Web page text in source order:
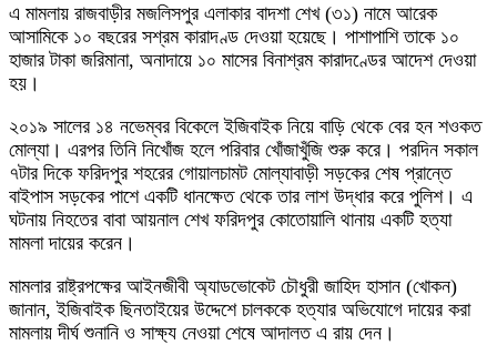
এ মামলায় রাজবাড়ীর মজলিসপুর এলাকার বাদশা শেখ (৩১) নামে আরেক
আসামিকে ১০ বছরের সশ্রম কারাদণ্ড দেওয়া হয়েছে। পাশাপাশি তাকে ১০
হাজার টাকা জরিমানা, অনাদায়ে ১০ মাসের বিনাশ্রম কারাদণ্ডের আদেশ দেওয়া
হয়।
২০১৯ সালের ১৪ নভেম্বর বিকেলে ইজিবাইক নিয়ে বাড়ি থেকে বের হন শওকত
মোল্যা। এরপর তিনি নিখোঁজ হলে পরিবার খোঁজাখুঁজি শুরু করে। পরদিন সকাল
৭টার দিকে ফরিদপুর শহরের গোয়ালচামট মোল্যাবাড়ী সড়কের শেষ প্রান্তে
বাইপাস সড়কের পাশে একটি ধানক্ষেত থেকে তার লাশ উদ্ধার করে পুলিশ। এ
ঘটনায় নিহতের বাবা আয়নাল শেখ ফরিদপুর কোতোয়ালি থানায় একটি হত্যা
মামলা দায়ের করেন।
মামলার রাষ্ট্রপক্ষের আইনজীবী অ্যাডভোকেট চৌধুরী জাহিদ হাসান (খোকন)
জানান, ইজিবাইক ছিনতাইয়ের উদ্দেশে চালককে হত্যার অভিযোগে দায়ের করা
মামলায় দীর্ঘ শুনানি ও সাক্ষ্য নেওয়া শেষে আদালত এ রায় দেন।